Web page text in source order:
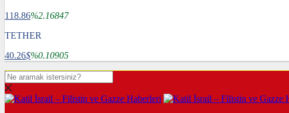
118.86%2.16847
TETHER
40.26$%0.10905